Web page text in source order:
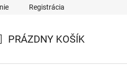
Registrácia
PRÁZDNY KOŠÍK